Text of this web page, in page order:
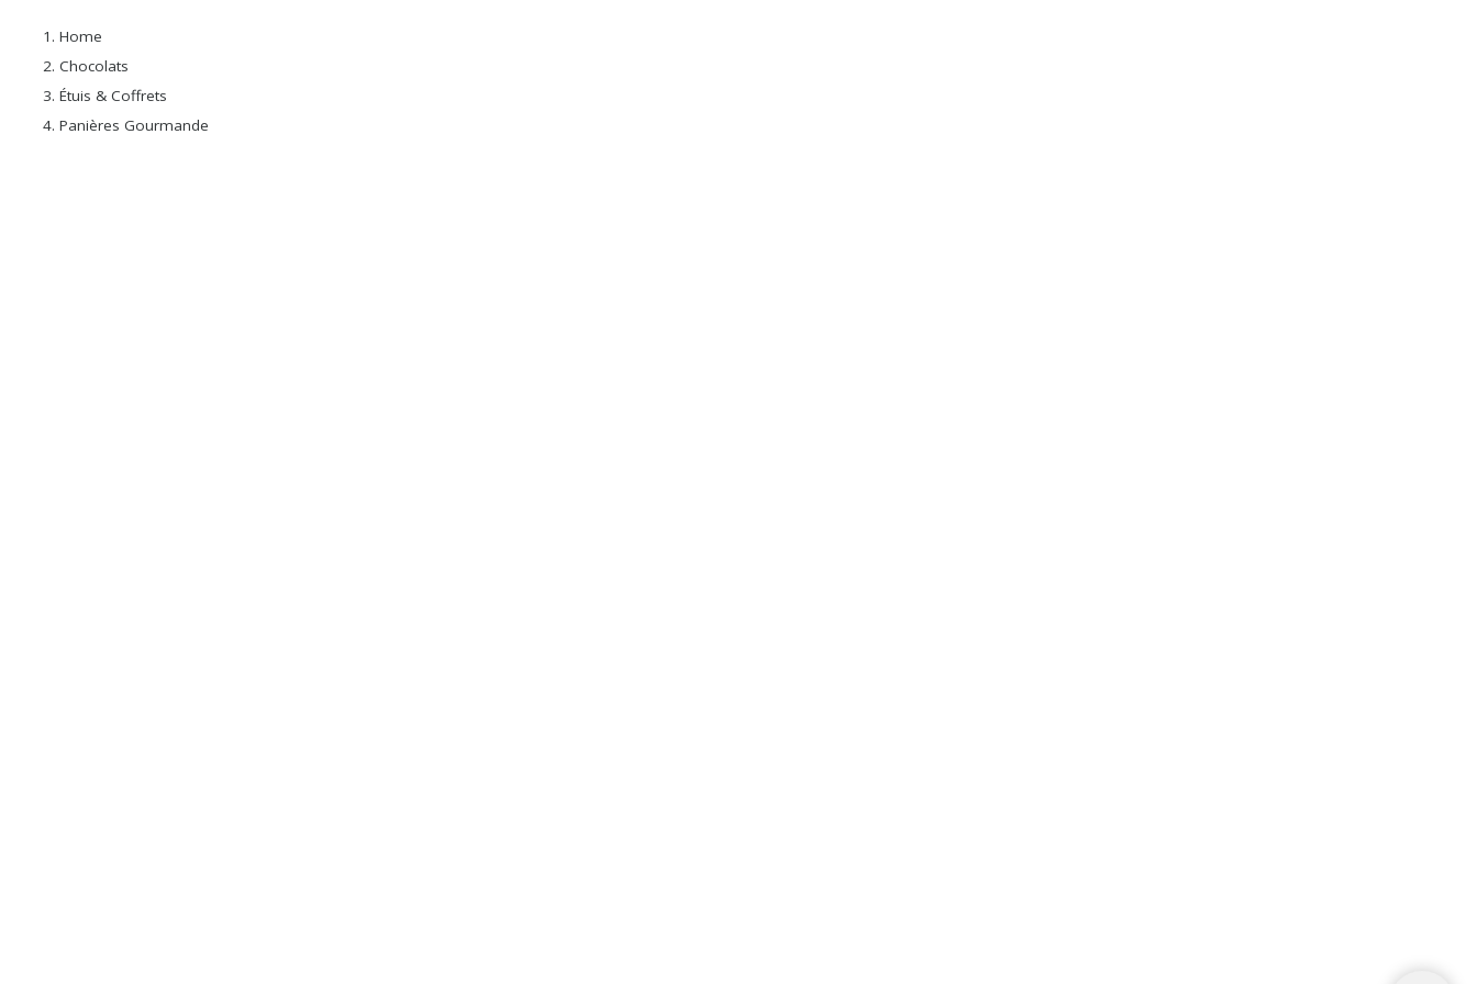
Home
Chocolats
Étuis & Coffrets
Panières Gourmande